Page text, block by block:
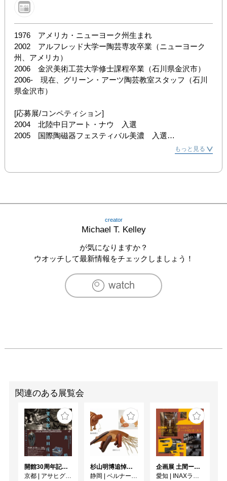
1976　アメリカ・ニューヨーク州生まれ
2002　アルフレッド大学ー陶芸専攻卒業（ニューヨーク
州、アメリカ）
2006　金沢美術工芸大学修士課程卒業（石川県金沢市）
2006-　現在、グリーン・アーツ陶芸教室スタッフ（石川
県金沢市）
[応募展/コンペティション]
2004　北陸中日アート・ナウ　入選
2005　国際陶磁器フェスティバル美濃　入選
2010　金沢市工芸展　入選
2004　日韓交流展　グループ展（愛知県）
2005　珪藻土アートプロジェクト／21世紀美術館（石川
2006　三人展CERAMIX3 国際交流センター（石川県金沢
（石川県金沢市）
＆ギャラリー（石川県金沢市）
展　（石川県金沢市）
マイケル・ケリー陶展　ガレリーア・レティー
ロ・デ・オーロ　（兵庫県）
もっと見る
creator
Michael T. Kelley
が気になりますか？
ウオッチして最新情報をチェックしましょう！
関連のある展覧会
開館30周年記念 山本爲三郎・河井寬次郎没後60年記念 「共鳴 河井寬次郎 × 濱田庄司 ー山本爲三郎コレクションより」
京都 | アサヒグループ大山崎山荘美術館
杉山明博追悼展 木とわたし―木工の妙技と美術教育
静岡 | ベルナール・ビュフェ美術館
企画展 土間ーつくって、つかって、再発見ー
愛知 | INAXライブミュージアム